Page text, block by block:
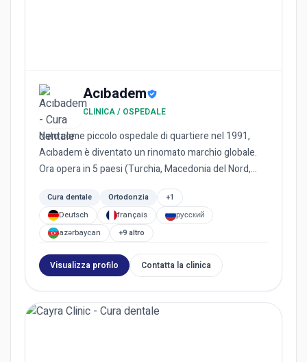
Acıbadem
CLINICA / OSPEDALE
Nato come piccolo ospedale di quartiere nel 1991,
Acıbadem è diventato un rinomato marchio globale.
Ora opera in 5 paesi (Turchia, Macedonia del Nord,
Cura dentale Ortodonzia
+1
Deutsch
français
русский
azərbaycan
+9 altro
Visualizza profilo Contatta la clinica